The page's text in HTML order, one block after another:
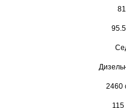
2460
115